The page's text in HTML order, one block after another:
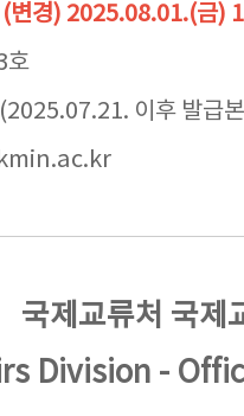
(변경) 2025.08.01.(금)
호
이후 발급
국제교류처 국제
Division -